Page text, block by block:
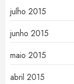
julho 2015
junho 2015
maio 2015
abril 2015